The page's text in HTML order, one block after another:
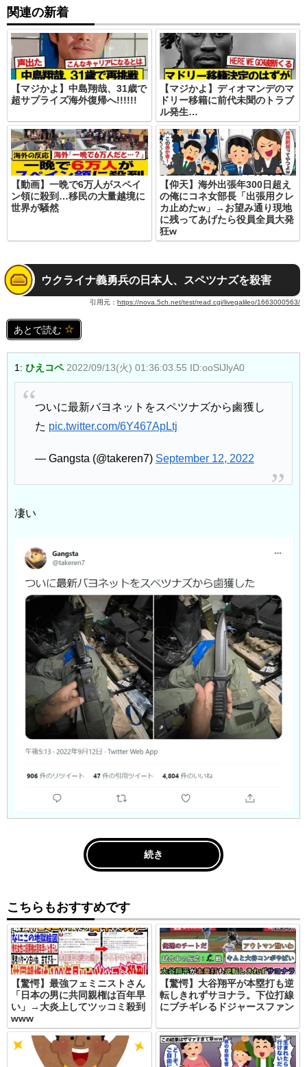
関連の新着
【マジかよ】中島翔哉、31歳で
超サプライズ海外復帰へ!!!!!!
【マジかよ】ディオマンデのマ
ドリー移籍に前代未聞のトラブ
ル発生…
【動画】一晩で6万人がスペイ
ン領に殺到…移民の大量越境に
世界が騒然
【仰天】海外出張年300日超え
の俺にコネ女部長「出張用クレ
カ止めたw」→お望み通り現地
に残ってあげたら役員全員大発
狂w
ウクライナ義勇兵の日本人、スペツナズを殺害
引用元： https://nova.5ch.net/test/read.cgi/livegalileo/1663000563/
あとで読む
1: ひえコペ 2022/09/13(火) 01:36:03.55 ID:ooSlJlyA0
ついに最新バヨネットをスペツナズから鹵獲し
た pic.twitter.com/6Y467ApLtj
— Gangsta (@takeren7) September 12, 2022
凄い
続き
こちらもおすすめです
【驚愕】最強フェミニストさん
「日本の男に共同親権は百年早
い」→大炎上してツッコミ殺到
www
【驚愕】大谷翔平が本塁打も逆
転しきれずサヨナラ。下位打線
にブチギレるドジャースファン